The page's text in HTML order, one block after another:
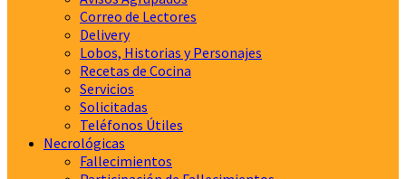
Correo de Lectores
Delivery
Lobos, Historias y Personajes
Recetas de Cocina
Servicios
Solicitadas
Teléfonos Útiles
Necrológicas
Fallecimientos